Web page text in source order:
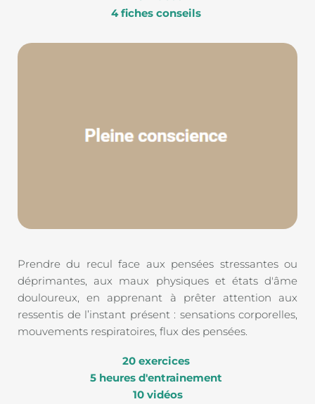
4 fiches conseils
Prendre du recul face aux pensées stressantes ou
déprimantes, aux maux physiques et états d'âme
douloureux, en apprenant à prêter attention aux
ressentis de l’instant présent : sensations corporelles,
mouvements respiratoires, flux des pensées.
20 exercices
5 heures d'entrainement
10 vidéos